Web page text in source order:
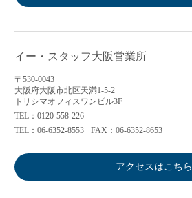
イー・スタッフ大阪営業所
〒530-0043
大阪府大阪市北区天満1-5-2
トリシマオフィスワンビル3F
TEL：0120-558-226
TEL：06-6352-8553
FAX：06-6352-8653
アクセスはこちら